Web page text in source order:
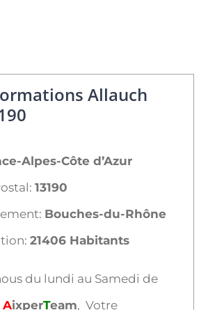
Allauch
Alpes-Côte d’Azur
13190
Bouches-du-Rhône
21406 Habitants
du lundi au Samedi de
AixperTeam, Votre